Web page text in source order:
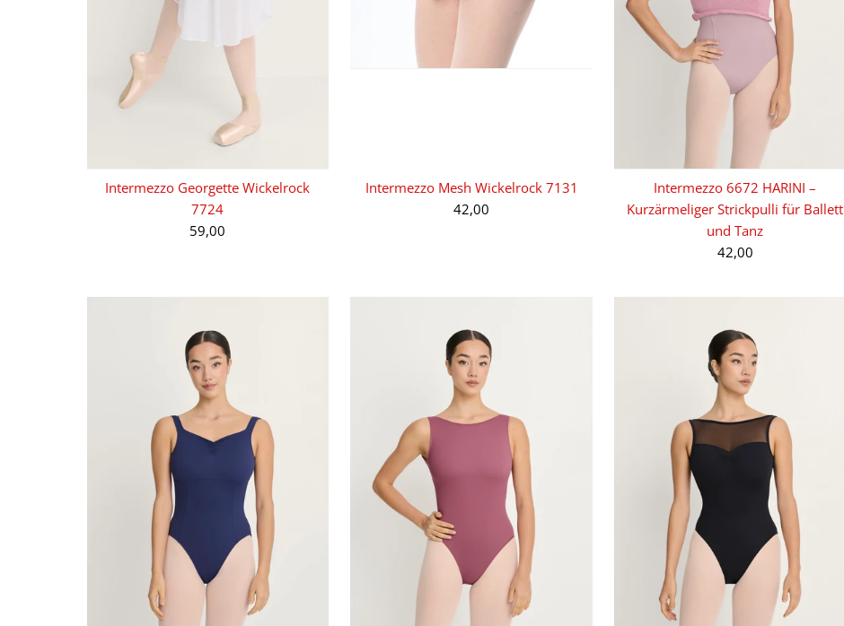
Intermezzo Georgette Wickelrock
7724
59,00
Intermezzo Mesh Wickelrock 7131
42,00
Intermezzo 6672 HARINI –
Kurzärmeliger Strickpulli für Ballett
und Tanz
42,00